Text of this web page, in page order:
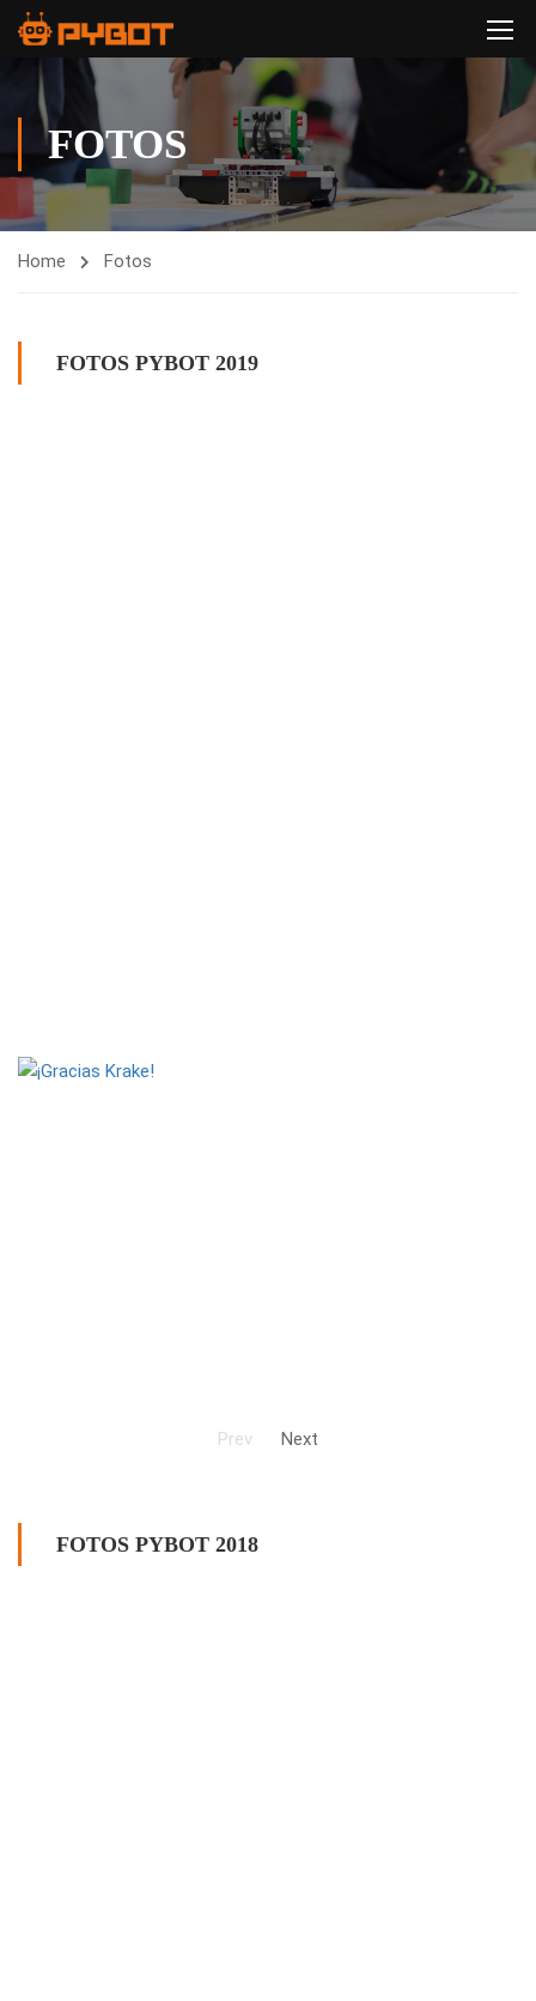
FOTOS
Home Fotos
FOTOS PYBOT 2019
Prev Next
FOTOS PYBOT 2018